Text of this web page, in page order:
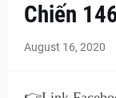
Chiến
August 16, 2020